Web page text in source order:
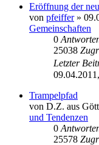
Eröffnung der
von pfeiffer»
Gemeinschaften
0
25038
Letzter
Trampelpfad
von D.Z. aus
und Tendenzen
0
25578